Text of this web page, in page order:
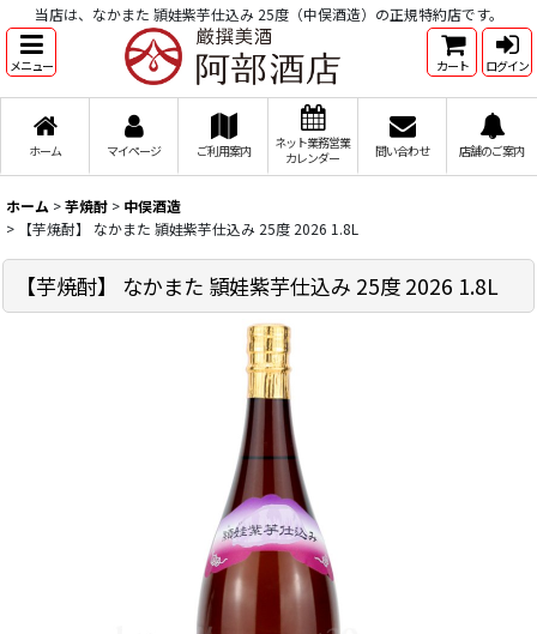
当店は、なかまた 頴娃紫芋仕込み 25度（中俣酒造）の正規特約店です。
メニュー カート ログイン
ホーム マイページ ご利用案内
ネット業務営業
カレンダー
問い合わせ 店舗のご案内
ホーム >芋焼酎 > 中俣酒造
>
【芋焼酎】 なかまた 頴娃紫芋仕込み 25度 2026 1.8L
【芋焼酎】 なかまた 頴娃紫芋仕込み 25度 2026 1.8L